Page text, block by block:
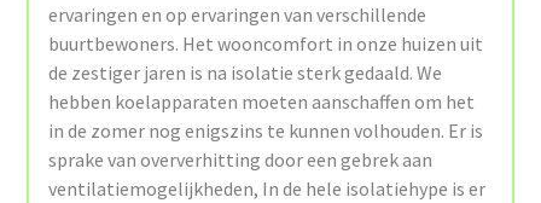
ervaringen en op ervaringen van verschillende
buurtbewoners. Het wooncomfort in onze huizen uit
de zestiger jaren is na isolatie sterk gedaald. We
hebben koelapparaten moeten aanschaffen om het
in de zomer nog enigszins te kunnen volhouden. Er is
sprake van oververhitting door een gebrek aan
ventilatiemogelijkheden, In de hele isolatiehype is er